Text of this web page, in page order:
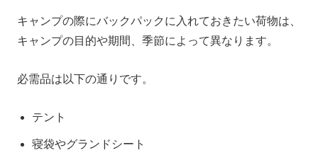
キャンプの際にバックパックに入れておきたい荷物は、
キャンプの目的や期間、季節によって異なります。
必需品は以下の通りです。
テント
寝袋やグランドシート